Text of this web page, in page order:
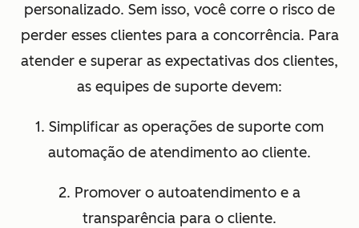
personalizado. Sem isso, você corre o risco de
perder esses clientes para a concorrência. Para
atender e superar as expectativas dos clientes,
as equipes de suporte devem:
1. Simplificar as operações de suporte com
automação de atendimento ao cliente.
2. Promover o autoatendimento e a
transparência para o cliente.